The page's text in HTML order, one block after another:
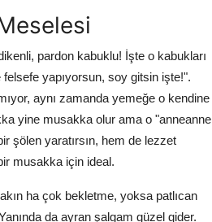
pardon kabuklu! İşte o kabukları
yapıyorsun, soy gitsin işte!".
aynı zamanda yemeğe o kendine
yine musakka olur ama o "anneanne
şölen yaratırsın, hem de lezzet
musakka için ideal.
ha çok bekletme, yoksa patlıcan
da ayran şalgam güzel gider.